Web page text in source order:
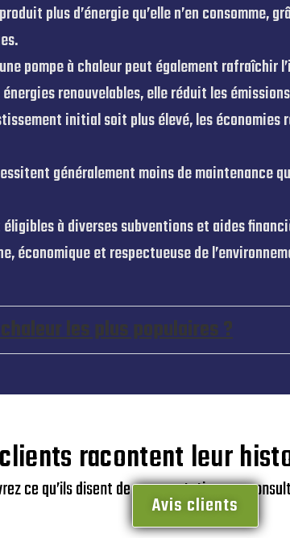
plus d’énergie qu’elle n’en
pompe à chaleur peut également rafraîchir
renouvelables, elle réduit les
initial soit plus élevé, les
généralement moins de maintenance
à diverses subventions et aides
économique et respectueuse de
les plus populaires ?
racontent leur
ce qu’ils disent de nos prestations en
Avis clients